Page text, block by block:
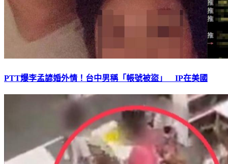
PTT爆李孟諺婚外情！台中男稱「帳號被盜」 IP在美國